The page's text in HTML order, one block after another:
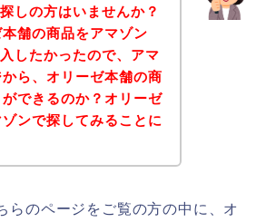
しの方はいませんか？
舗の商品をアマゾン
したかったので、アマ
ら、オリーゼ本舗の商
できるのか？オリーゼ
ンで探してみることに
らのページをご覧の方の中に、オ